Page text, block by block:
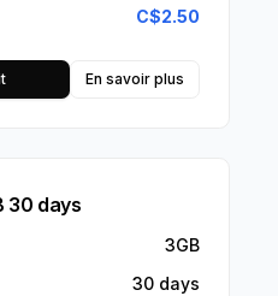
C$2.50
En savoir plus
30 days
3GB
30 days